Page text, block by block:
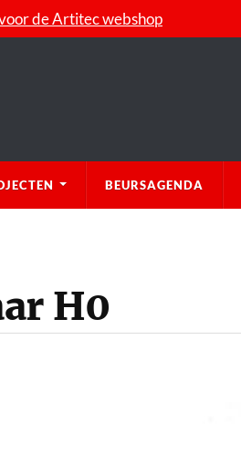
de Artitec webshop
BEURSAGENDA
H0